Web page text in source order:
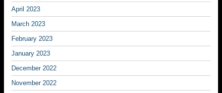
April 2023
March 2023
February 2023
January 2023
December 2022
November 2022